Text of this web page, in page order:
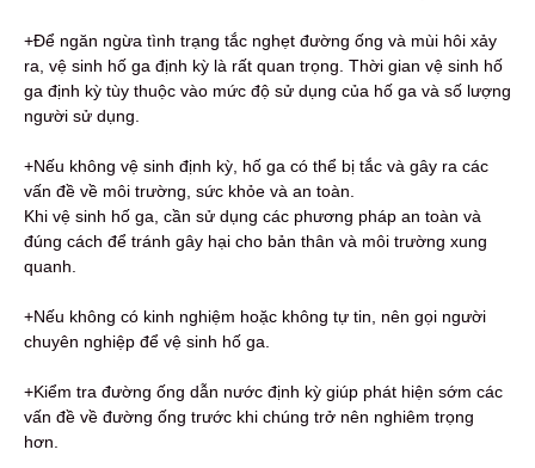
+Để ngăn ngừa tình trạng tắc nghẹt đường ống và mùi hôi xảy
ra, vệ sinh hố ga định kỳ là rất quan trọng. Thời gian vệ sinh hố
ga định kỳ tùy thuộc vào mức độ sử dụng của hố ga và số lượng
người sử dụng.
+Nếu không vệ sinh định kỳ, hố ga có thể bị tắc và gây ra các
vấn đề về môi trường, sức khỏe và an toàn.
Khi vệ sinh hố ga, cần sử dụng các phương pháp an toàn và
đúng cách để tránh gây hại cho bản thân và môi trường xung
quanh.
+Nếu không có kinh nghiệm hoặc không tự tin, nên gọi người
chuyên nghiệp để vệ sinh hố ga.
+Kiểm tra đường ống dẫn nước định kỳ giúp phát hiện sớm các
vấn đề về đường ống trước khi chúng trở nên nghiêm trọng
hơn.